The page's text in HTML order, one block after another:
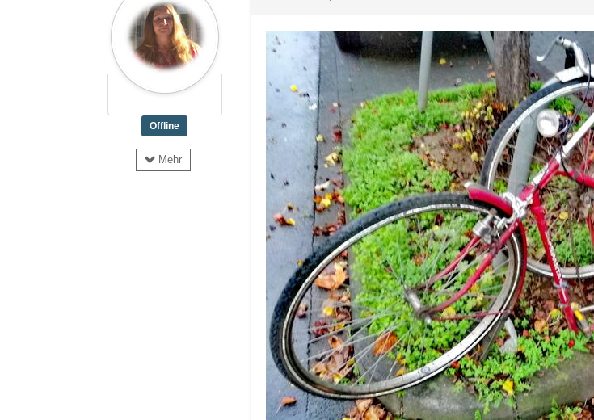
Offline
Mehr